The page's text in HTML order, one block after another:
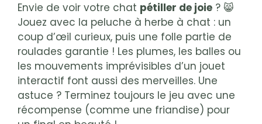
Envie de voir votre chat pétiller de joie ? 😸
Jouez avec la peluche à herbe à chat : un
coup d’œil curieux, puis une folle partie de
roulades garantie ! Les plumes, les balles ou
les mouvements imprévisibles d’un jouet
interactif font aussi des merveilles. Une
astuce ? Terminez toujours le jeu avec une
récompense (comme une friandise) pour